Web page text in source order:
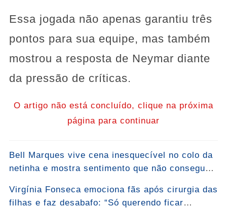
Essa jogada não apenas garantiu três
pontos para sua equipe, mas também
mostrou a resposta de Neymar diante
da pressão de críticas.
O artigo não está concluído, clique na próxima
página para continuar
Bell Marques vive cena inesquecível no colo da
netinha e mostra sentimento que não consegue
Virgínia Fonseca emociona fãs após cirurgia das
filhas e faz desabafo: “Só querendo ficar